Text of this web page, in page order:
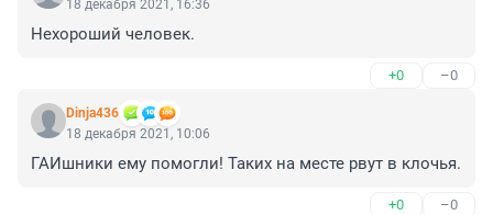
18 декабря 2021, 16:36
Нехороший человек.
+0 –0
Dinja436
18 декабря 2021, 10:06
ГАИшники ему помогли! Таких на месте рвут в клочья.
+0 –0